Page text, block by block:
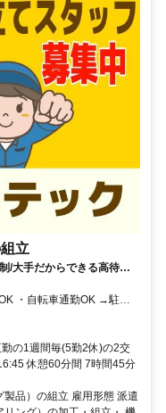
立
/大手だからできる高待
・自転車通勤OK →駐車
り徒歩10分 近鉄「新ノ
の1週間毎(5勤2休)の2交
休憩60分間 7時間45分
品）の組立 雇用形態 派遣